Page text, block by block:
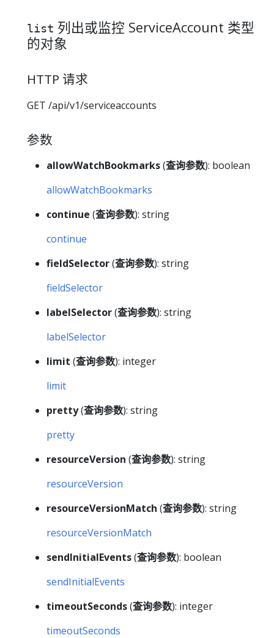
list 列出或监控 ServiceAccount 类型
的对象
HTTP 请求
GET /api/v1/serviceaccounts
参数
allowWatchBookmarks(查询参数): boolean
allowWatchBookmarks
continue (查询参数): string
continue
fieldSelector(查询参数): string
fieldSelector
labelSelector(查询参数): string
labelSelector
limit (查询参数): integer
limit
pretty(查询参数): string
pretty
resourceVersion (查询参数): string
resourceVersion
resourceVersionMatch (查询参数): string
resourceVersionMatch
sendInitialEvents(查询参数): boolean
sendInitialEvents
timeoutSeconds(查询参数): integer
timeoutSeconds